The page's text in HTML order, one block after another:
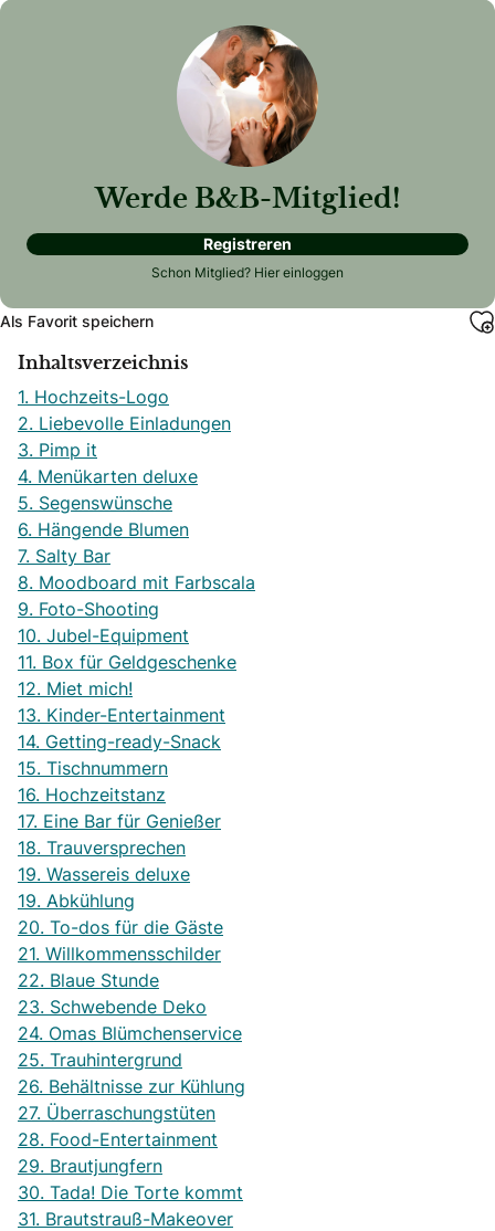
Werde B&B-Mitglied!
Registreren
Schon Mitglied? Hier einloggen
Als Favorit speichern
Inhaltsverzeichnis
1. Hochzeits-Logo
2. Liebevolle Einladungen
3. Pimp it
4. Menükarten deluxe
5. Segenswünsche
6. Hängende Blumen
7. Salty Bar
8. Moodboard mit Farbscala
9. Foto-Shooting
10. Jubel-Equipment
11. Box für Geldgeschenke
12. Miet mich!
13. Kinder-Entertainment
14. Getting-ready-Snack
15. Tischnummern
16. Hochzeitstanz
17. Eine Bar für Genießer
18. Trauversprechen
19. Wassereis deluxe
19. Abkühlung
20. To-dos für die Gäste
21. Willkommensschilder
22. Blaue Stunde
23. Schwebende Deko
24. Omas Blümchenservice
25. Trauhintergrund
26. Behältnisse zur Kühlung
27. Überraschungstüten
28. Food-Entertainment
29. Brautjungfern
30. Tada! Die Torte kommt
31. Brautstrauß-Makeover